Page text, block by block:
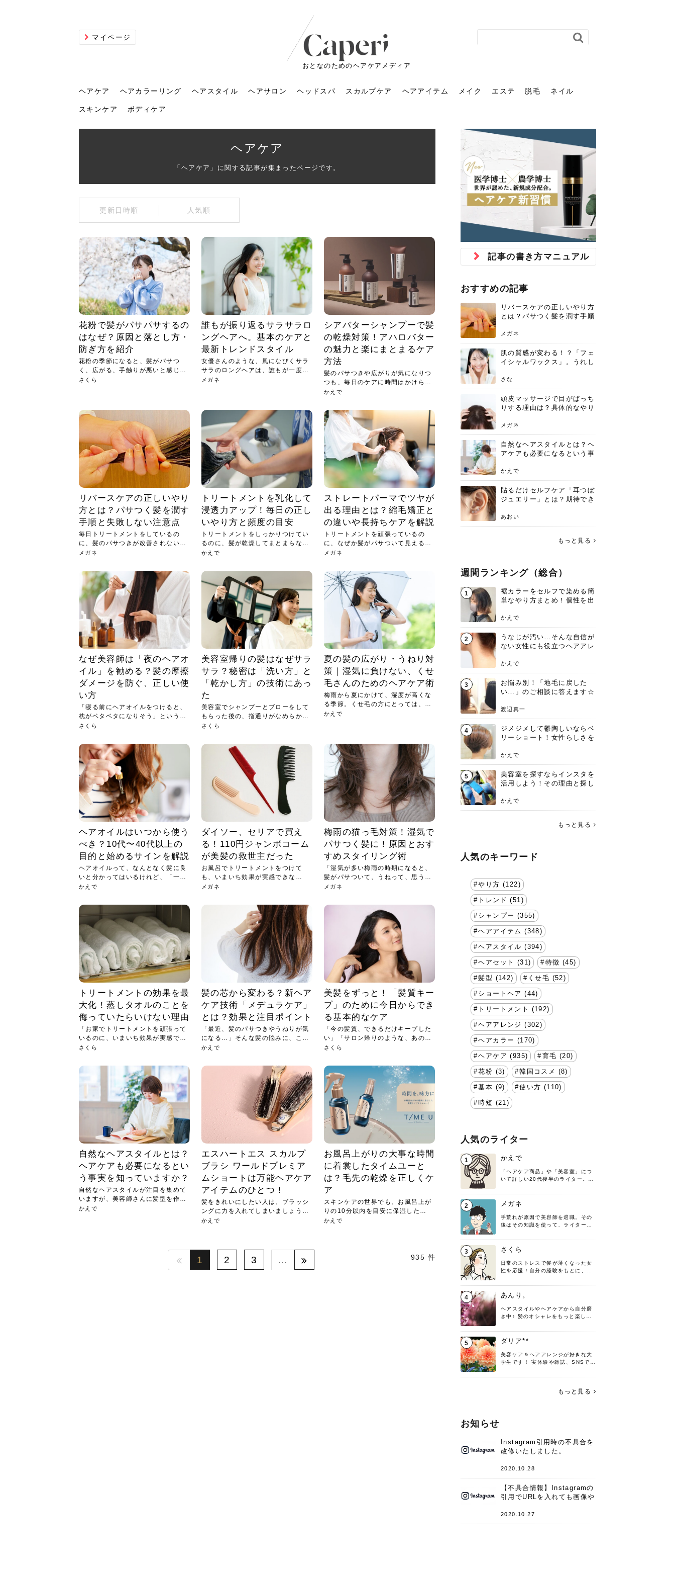
マイページ
おとなのためのヘアケアメディア
ヘアケア
トリートメントの付け方で
仕上がりが変わる｜効かな
トリートメントの付け方で仕上がりは
大きく変わります。今回は、毛先中心
メガネ
新生活シーズン、朝の身支度を少しで
も短くしたい人は多いはず。じつは寝
癖は、...
かえで
花粉で髪がパサパサするの
はなぜ？原因と落とし方・
防ぎ方を紹介
広がる、手触りが悪いと感じた経験は
もっと見る
ヘアカラーリング
髪のくすみが気になる人
へ！2026春トレンドの明る
2026春のトレンドカラーは明るめのく
すみカラーです。ただし、髪がすでに
さくら
職場で浮かない落ち着いたトーンにし
たいけれど、どこか垢抜けた印象にし
たいと...
さくら
肌に合う髪色、どう見つけ
る？「イエベ」「ブルベ」
らったのに、家に帰って鏡を見たら、
もっと見る
ヘアスタイル
2026年のショートウルフ最
新トレンドとは？ナチュラ
2026年のショートウルフは、ナチュラ
ルでエアリーな仕上がりが今っぽい正
かえで
2026年はレイヤーカットを使った髪型
のトレンドと重なり、ルーズウェーブ
かえで
40代のパーマがダレる原因
とは？自宅でできる復活術
ールがダレてしまったと感じている方
もっと見る
ヘアサロン
美容室に行くのが恥ずかし
い？髪質の変化に気づいた
しばらく美容室に行けていないし、そ
ろそろ髪型を変えて気分転換したいと
メガネ
美容室を倒産する数が増えているとい
うニュースがありました。もともと美
容室の...
かえで
前髪を薄くするための美容
院の頼み方とは？失敗しな
だと思っている人は、前髪を早く変え
もっと見る
ヘッドスパ
ヘッドスパの落とし穴！知
らないと損する真実
血行を促進し、リラックス効果や美髪
毎日のちょっとした習慣で小顔は作れ
る！頭のこりをほぐしてフェイスライ
ンのリ...
chicca
ヘッドスパで頭皮をケアし
よう！ヘッドスパの効果と
おすすめの人
アもせずに放っておくとダメージが蓄
もっと見る
スカルプケア
髪を育てるには？毎日の洗
い方と生活習慣を見直す基
髪をきれいに育てるには高価なアイテ
ムを増やす前に、洗い方や乾かし方、
さくら
目元の印象を左右するのは目そのもの
ではなく、頭皮の状態かもしれませ
ん。以下...
メガネ
ストレスで髪の毛はどう変
わる？抜け毛・パサつきの
や、抜け毛が増えたと悩んでいる方
は、スト...
もっと見る
ヘアアイテム
発酵エキスシャンプーって
何がいいの？無印良品など
スキンケアで人気の発酵成分が、シャ
ンプーにも広がっています。無印良品
さくら
ヘアアイロンを使うのが苦手、火傷が
怖いと感じている方はいないでしょう
か？そ...
さくら
40代の髪を悩みに最適！韓
国発「ダリーフ」でヘアセ
思っていないでしょうか？ダリーフの
もっと見る
メイク
ミニマリストのメイク術｜
少ないアイテムで「自分ら
「たくさんのコスメを持っているの
に、実際に使っているのはいつも同じ
ものばか...
あおい
メイクをしている時間も、スキンケア
の時間に変えるという発想から生まれ
たのが...
あかり
「おしゃれ」と「身だしな
み」は違う。相手に信頼感
識するのが「身だしなみ」です。特に
もっと見る
エステ
針で小顔を目指す！美容鍼
の効果と後悔しない選び方
フェイスラインをすっきりさせたいと
いうお悩みを抱えている方はいないで
あかり
サロンのメニューを見ていると、「リ
ンパマッサージ」の他に「経絡マッサ
ージ」...
あかり
エステの勧誘が怖い人へ。
断ることは悪くない。自分
験エステに行ってみたいけど、『押し
もっと見る
脱毛
化粧ノリが変わる「顔脱
毛」。4つのメリットと、始
顔の産毛をカミソリで剃って、毛抜き
で抜くなど、日々の自己処理を手間に
あおい
「ムダ毛が気になる」とお子さんが悩
んでいる姿を見て、エステ脱毛を検討
し始め...
あおい
「今さら」なんて言わせな
い。40代のVIO・顔脱毛、
とが気になり始めたけど、「今から脱
もっと見る
ネイル
2026年運気アップネイルガ
イドを公開！幸運を呼ぶ色
最近、なんとなく運気が停滞している
気がすると悩んでいないでしょうか？
あおい
SNSや雑誌で見かけた素敵なネイルデ
ザインを、いざ自分の爪に試してみた
ら、...
さな
オフィスネイルでも「キラ
キラ」はOK？派手に見えな
を見て、気分が上がるという心ときめ
もっと見る
スキンケア
と種類の見分け方＆自宅で
ふと鏡を見て、急に小じわが増えたと
落ち込んでいないでしょうか？じつは
その原...
良い？その違いは？PDRN
ルルルン ハイドラシリーズを使いたい
けれど、種類が多くてどれを選べばい
いか...
さな
ジュベルック スキンの効果
とは？毛穴・ニキビ跡への
変化...
ニキビ跡の凸凹をどうにかしたいと、
ゆい
もっと見る
ボディケア
果。オールハンドエステの
魅力と、...
痩身エステと一言で言っても、最新の
機器を使ったものから、昔ながらの手
技によ...
しませんか？失敗する人の
医師の管理のもと、科学的根拠に基づ
いて行う「医療ダイエット」は、自己
流のダ...
さな
本気の痩身と体質改善に。
アーユルヴェーダに基づく
「イン...
自己流のダイエットではなかなか落ち
さな
もっと見る
ヘアケア
「ヘアケア」に関する記事が集まったページです。
更新日時順 人気順
花粉で髪がパサパサするの
はなぜ？原因と落とし方・
防ぎ方を紹介
花粉の季節になると、髪がパサつ
く、広がる、手触りが悪いと感じた
経験は...
さくら
誰もが振り返るサラサラロ
ングヘアへ。基本のケアと
最新トレンドスタイル
女優さんのような、風になびくサラ
サラのロングヘアは、誰もが一度は
憧れ...
メガネ
シアバターシャンプーで髪
の乾燥対策！アハロバター
の魅力と楽にまとまるケア
方法
髪のパサつきや広がりが気になりつ
つも、毎日のケアに時間はかけられ
ない...
かえで
リバースケアの正しいやり
方とは？パサつく髪を潤す
手順と失敗しない注意点
毎日トリートメントをしているの
に、髪のパサつきが改善されないこ
とに悩...
メガネ
トリートメントを乳化して
浸透力アップ！毎日の正し
いやり方と頻度の目安
トリートメントをしっかりつけてい
るのに、髪が乾燥してまとまらない
とい...
かえで
ストレートパーマでツヤが
出る理由とは？縮毛矯正と
の違いや長持ちケアを解説
トリートメントを頑張っているの
に、なぜか髪がパサついて見えると
いうお...
メガネ
なぜ美容師は「夜のヘアオ
イル」を勧める？髪の摩擦
ダメージを防ぐ、正しい使
い方
「寝る前にヘアオイルをつけると、
枕がベタベタになりそう」という不
安か...
さくら
美容室帰りの髪はなぜサラ
サラ？秘密は「洗い方」と
「乾かし方」の技術にあっ
た
美容室でシャンプーとブローをして
もらった後の、指通りがなめらか
で、驚...
さくら
夏の髪の広がり・うねり対
策｜湿気に負けない、くせ
毛さんのためのヘアケア術
梅雨から夏にかけて、湿度が高くな
る季節。くせ毛の方にとっては、一
年で...
かえで
ヘアオイルはいつから使う
べき？10代〜40代以上の
目的と始めるサインを解説
ヘアオイルって、なんとなく髪に良
いと分かってはいるけれど、「一体
いつ...
かえで
ダイソー、セリアで買え
る！110円ジャンボコーム
が美髪の救世主だった
お風呂でトリートメントをつけて
も、いまいち効果が実感できな
い…。とい...
メガネ
梅雨の猫っ毛対策！湿気で
パサつく髪に！原因とおす
すめスタイリング術
「湿気が多い梅雨の時期になると、
髪がパサついて、うねって、思うよ
うに...
メガネ
トリートメントの効果を最
大化！蒸しタオルのことを
侮っていたらいけない理由
「お家でトリートメントを頑張って
いるのに、いまいち効果が実感でき
ない...
さくら
髪の芯から変わる？新ヘア
ケア技術「メデュラケア」
とは？効果と注目ポイント
「最近、髪のパサつきやうねりが気
になる…」そんな髪の悩みに、これ
まで...
かえで
美髪をずっと！「髪質キー
プ」のために今日からでき
る基本的なケア
「今の髪質、できるだけキープした
い」「サロン帰りのような、あの手
触り...
さくら
自然なヘアスタイルとは？
ヘアケアも必要になるとい
う事実を知っていますか？
自然なヘアスタイルが注目を集めて
いますが、美容師さんに髪型を作っ
ても...
かえで
エスハートエス スカルプ
ブラシ ワールドプレミア
ムショートは万能ヘアケア
アイテムのひとつ！
髪をきれいにしたい人は、ブラッシ
ングに力を入れてしまいましょう。
特に...
かえで
お風呂上がりの大事な時間
に着裳したタイムユーと
は？毛先の乾燥を正しくケ
ア
スキンケアの世界でも、お風呂上が
りの10分以内を目安に保湿したほ
うが...
かえで
935 件
1 2 3 …
記事の書き方マニュアル
おすすめの記事
リバースケアの正しいやり方
とは？パサつく髪を潤す手順
メガネ
肌の質感が変わる！？「フェ
イシャルワックス」。うれし
ための基礎知識
さな
頭皮マッサージで目がぱっち
りする理由は？具体的なやり
メガネ
自然なヘアスタイルとは？ヘ
アケアも必要になるという事
かえで
貼るだけセルフケア「耳つぼ
ジュエリー」とは？期待でき
あおい
もっと見る
週間ランキング（総合）
1
裾カラーをセルフで染める簡
単なやり方まとめ！個性を出
かえで
2
うなじが汚い…そんな自信が
ない女性にも役立つヘアアレ
かえで
3
お悩み別！「地毛に戻した
い…」のご相談に答えます☆
渡辺真一
4
ジメジメして鬱陶しいならベ
リーショート！女性らしさを
かえで
5
美容室を探すならインスタを
活用しよう！その理由と探し
かえで
もっと見る
人気のキーワード
やり方 (122)
トレンド (51)
シャンプー (355)
ヘアアイテム (348)
ヘアスタイル (394)
ヘアセット (31) 特徴 (45)
髪型 (142) くせ毛 (52)
ショートヘア (44)
トリートメント (192)
ヘアアレンジ (302)
ヘアカラー (170)
ヘアケア (935) 育毛 (20)
花粉 (3) 韓国コスメ (8)
基本 (9) 使い方 (110)
時短 (21)
人気のライター
1 かえで
「ヘアケア商品」や「美容室」につ
いて詳しい20代後半のライター。楽
す！
2 メガネ
手荒れが原因で美容師を退職。その
後はその知識を使って、ライターと
髪の知識をわかりやすく紹介しま
す！
3 さくら
日常のストレスで髪が薄くなった女
性を応援！自分の経験をもとに、執
4 あんり。
ヘアスタイルやヘアケアから自分磨
き中♪ 髪のオシャレをもっと楽しめ
♡ 役立つ情報をお届けできるように
頑張ります！よろしくお願いしま
5 ダリア**
美容ケア＆ヘアアレンジが好きな大
学生です！ 実体験や雑誌、SNSで知
す。 これからよろしくお願いします
もっと見る
お知らせ
Instagram引用時の不具合を
改修いたしました。
2020.10.28
【不具合情報】Instagramの
引用でURLを入れても画像や
件
2020.10.27